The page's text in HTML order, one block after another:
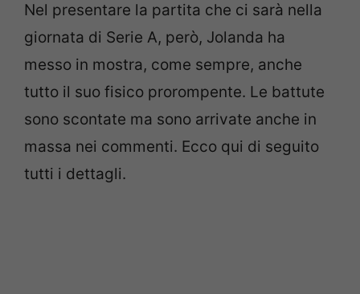
Nel presentare la partita che ci sarà nella
giornata di Serie A, però, Jolanda ha
messo in mostra, come sempre, anche
tutto il suo fisico prorompente. Le battute
sono scontate ma sono arrivate anche in
massa nei commenti. Ecco qui di seguito
tutti i dettagli.